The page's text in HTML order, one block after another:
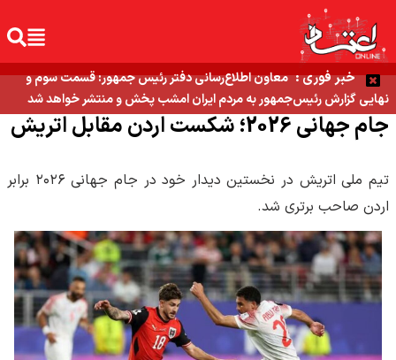
خبر فوری : معاون اطلاع‌رسانی دفتر رئیس جمهور: قسمت سوم و
نهایی گزارش رئیس‌جمهور به مردم ایران امشب پخش و منتشر خواهد شد
جام جهانی 2026؛ شکست اردن مقابل اتریش
تیم ملی اتریش در نخستین دیدار خود در جام جهانی ۲۰۲۶ برابر
اردن صاحب برتری شد.